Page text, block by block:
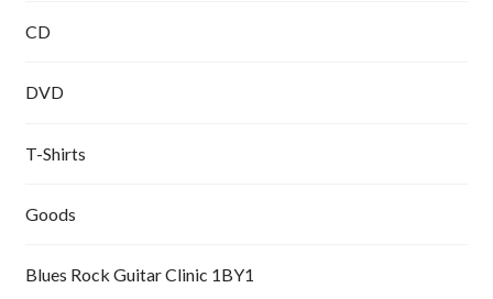
CD
DVD
T-Shirts
Goods
Blues Rock Guitar Clinic 1BY1